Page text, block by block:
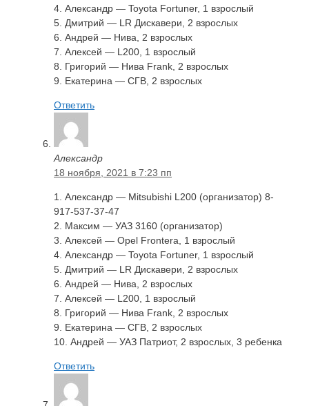
4. Александр — Toyota Fortuner, 1 взрослый
5. Дмитрий — LR Дискавери, 2 взрослых
6. Андрей — Нива, 2 взрослых
7. Алексей — L200, 1 взрослый
8. Григорий — Нива Frank, 2 взрослых
9. Екатерина — CГВ, 2 взрослых
Ответить
Александр
18 ноября, 2021 в 7:23 пп
1. Александр — Mitsubishi L200 (организатор) 8-
917-537-37-47
2. Максим — УАЗ 3160 (организатор)
3. Алексей — Opel Frontera, 1 взрослый
4. Александр — Toyota Fortuner, 1 взрослый
5. Дмитрий — LR Дискавери, 2 взрослых
6. Андрей — Нива, 2 взрослых
7. Алексей — L200, 1 взрослый
8. Григорий — Нива Frank, 2 взрослых
9. Екатерина — CГВ, 2 взрослых
10. Андрей — УАЗ Патриот, 2 взрослых, 3 ребенка
Ответить